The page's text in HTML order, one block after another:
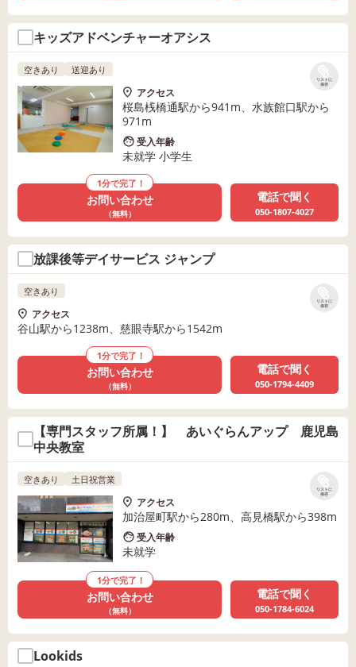
キッズアドベンチャーオアシス
リストに
保存
空きあり 送迎あり
アクセス
桜島桟橋通駅から941m、水族館口駅から
971m
受入年齢
未就学 小学生
1分で完了！
お問い合わせ
（無料）
電話で聞く
050-1807-4027
放課後等デイサービス ジャンプ
リストに
保存
空きあり
アクセス
谷山駅から1238m、慈眼寺駅から1542m
1分で完了！
お問い合わせ
（無料）
電話で聞く
050-1794-4409
【専門スタッフ所属！】 あいぐらんアップ 鹿児島
中央教室
リストに
保存
空きあり 土日祝営業
アクセス
加治屋町駅から280m、高見橋駅から398m
受入年齢
未就学
1分で完了！
お問い合わせ
（無料）
電話で聞く
050-1784-6024
Lookids